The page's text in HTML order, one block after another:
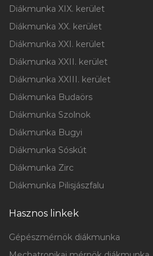
Diákmunka XIX. kerület
Diákmunka XX. kerület
Diákmunka XXI. kerület
Diákmunka XXII. kerület
Diákmunka XXIII. kerület
Diákmunka Budaörs
Diákmunka Szolnok
Diákmunka Bugyi
Diákmunka Sóskút
Diákmunka Zirc
Diákmunka Pilisjászfalu
Hasznos linkek
Gépészmérnök diákmunka